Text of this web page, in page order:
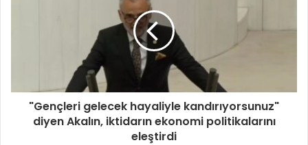
"Gençleri gelecek hayaliyle kandırıyorsunuz"
diyen Akalın, iktidarın ekonomi politikalarını
eleştirdi